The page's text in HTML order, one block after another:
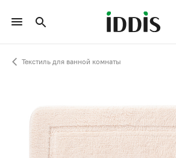
Текстиль для ванной комнаты